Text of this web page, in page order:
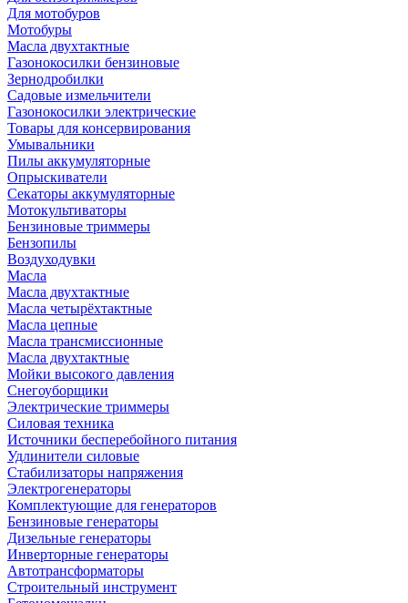
Для мотобуров
Мотобуры
Масла двухтактные
Газонокосилки бензиновые
Зернодробилки
Садовые измельчители
Газонокосилки электрические
Товары для консервирования
Умывальники
Пилы аккумуляторные
Опрыскиватели
Секаторы аккумуляторные
Мотокультиваторы
Бензиновые триммеры
Бензопилы
Воздуходувки
Масла
Масла двухтактные
Масла четырёхтактные
Масла цепные
Масла трансмиссионные
Масла двухтактные
Мойки высокого давления
Снегоуборщики
Электрические триммеры
Силовая техника
Источники бесперебойного питания
Удлинители силовые
Стабилизаторы напряжения
Электрогенераторы
Комплектующие для генераторов
Бензиновые генераторы
Дизельные генераторы
Инверторные генераторы
Автотрансформаторы
Строительный инструмент